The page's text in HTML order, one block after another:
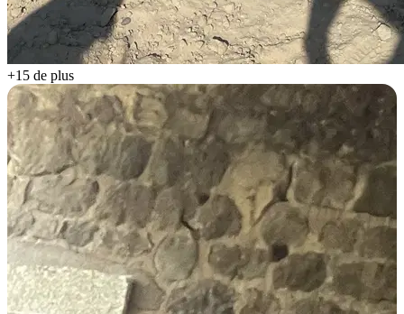
+15 de plus